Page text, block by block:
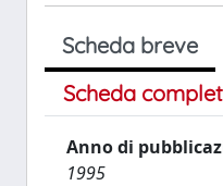
Scheda breve
Scheda
Anno di
1995